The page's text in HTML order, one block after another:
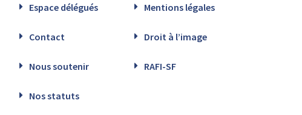
Espace délégués Mentions légales
Contact Droit à l’image
Nous soutenir RAFI-SF
Nos statuts